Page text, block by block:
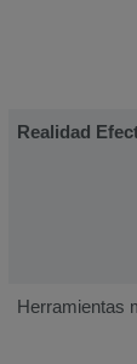
Realidad
Herramientas